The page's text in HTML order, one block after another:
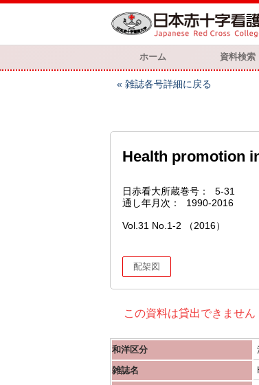
ホーム 資料検索
雑誌各号詳細に戻る
Health promotion
日赤看大所蔵巻号
5-31
通し年月次
1990-2016
Vol.31 No.1-2 （2016）
配架図
この資料は貸出できません
和洋区分
雑誌名